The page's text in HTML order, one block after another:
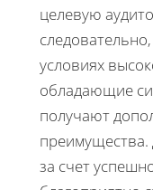
целевую
условиях
обладающие
получают
за счет